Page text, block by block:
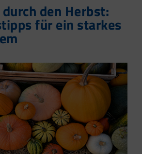
den Herbst:
für ein starkes